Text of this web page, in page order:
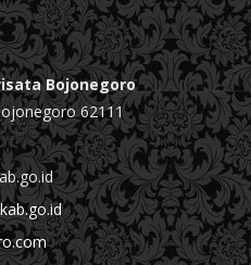
Bojonegoro
62111